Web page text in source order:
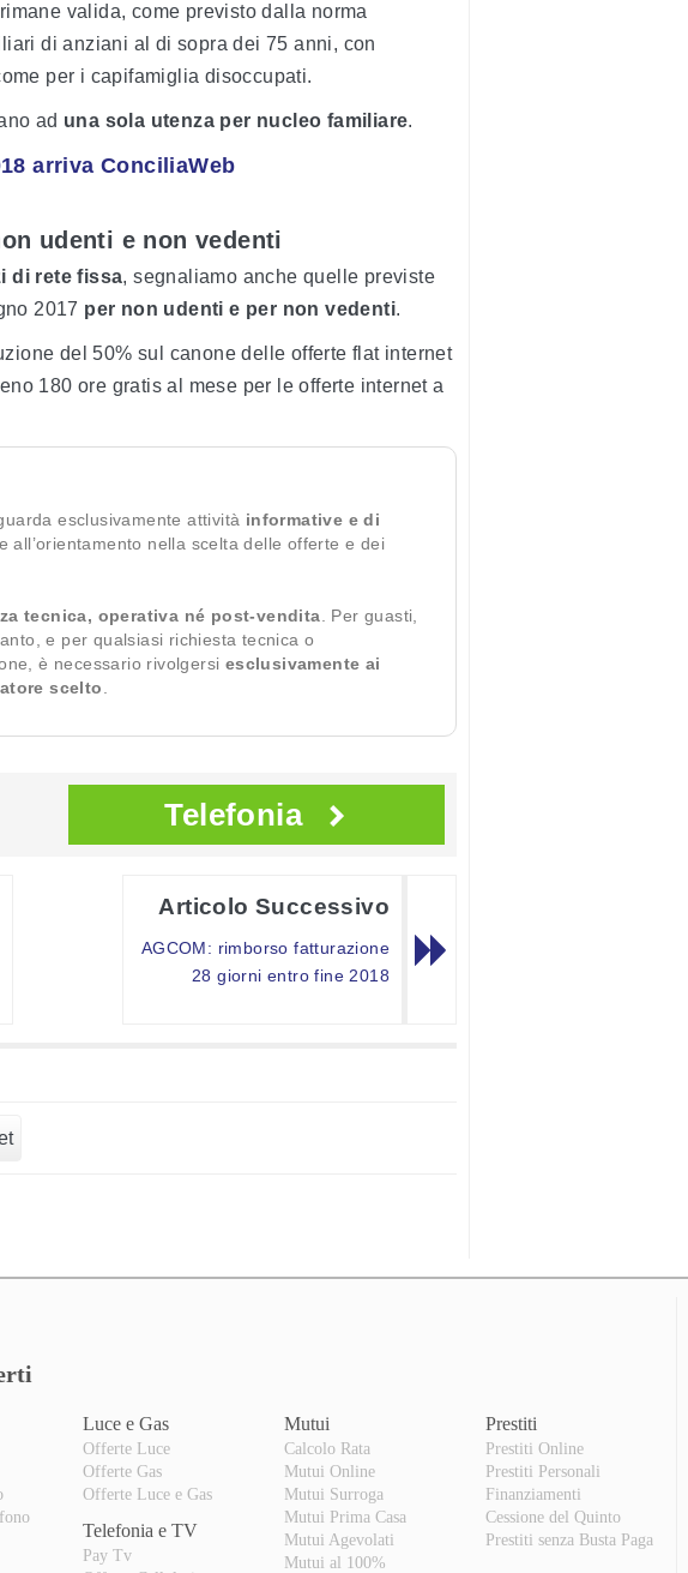
valida, come previsto dalla norma
di anziani al di sopra dei 75 anni, con
per i capifamiglia disoccupati.
ad una sola utenza per nucleo familiare.
arriva ConciliaWeb
udenti e non vedenti
di rete fissa, segnaliamo anche quelle previste
2017 per non udenti e per non vedenti.
del 50% sul canone delle offerte flat internet
180 ore gratis al mese per le offerte internet a
esclusivamente attività informative e di
all’orientamento nella scelta delle offerte e dei
tecnica, operativa né post-vendita. Per guasti,
e per qualsiasi richiesta tecnica o
è necessario rivolgersi esclusivamente ai
scelto.
Telefonia
Articolo Successivo
AGCOM: rimborso fatturazione
28 giorni entro fine 2018
Luce e Gas
Offerte Luce
Offerte Gas
Offerte Luce e Gas
Telefonia e TV
Pay Tv
Mutui
Calcolo Rata
Mutui Online
Mutui Surroga
Mutui Prima Casa
Mutui Agevolati
Mutui al 100%
Prestiti
Prestiti Online
Prestiti Personali
Finanziamenti
Cessione del Quinto
Prestiti senza Busta Paga